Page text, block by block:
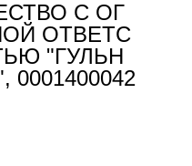
С ОГ
ОТВЕТС
"ГУЛЬН
0001400042